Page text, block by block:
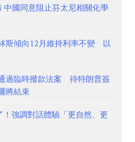
中國同意阻止芬太尼相關化學
斯傾向12月維持利率不變 以
過臨時撥款法案 待特朗普簽
將結束
！強調對話體驗「更自然、更